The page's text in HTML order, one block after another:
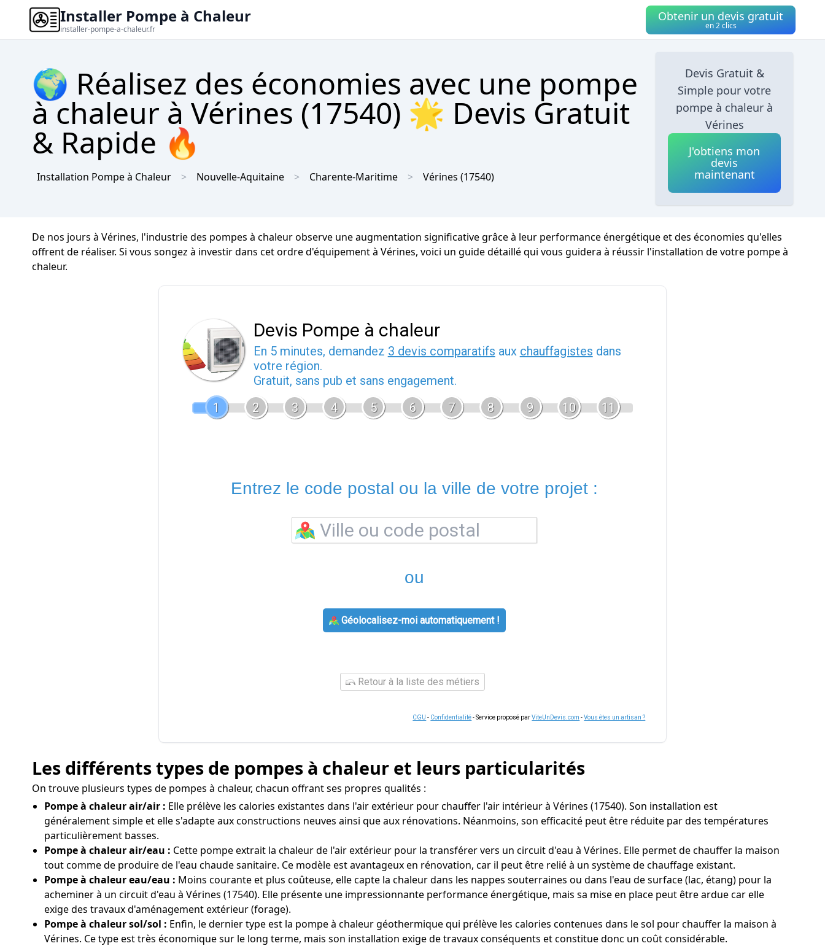
Installer Pompe à Chaleur
installer-pompe-a-chaleur.fr
Obtenir un devis gratuit
en 2 clics
🌍 Réalisez des économies avec une pompe
à chaleur à Vérines (17540) 🌟 Devis Gratuit
& Rapide 🔥
Installation Pompe à Chaleur Nouvelle-Aquitaine Charente-Maritime Vérines (17540)
Devis Gratuit &
Simple pour votre
pompe à chaleur à
Vérines
J'obtiens mon
devis
maintenant
De nos jours à Vérines, l'industrie des pompes à chaleur observe une augmentation significative grâce à leur performance énergétique et des économies qu'elles
offrent de réaliser. Si vous songez à investir dans cet ordre d'équipement à Vérines, voici un guide détaillé qui vous guidera à réussir l'installation de votre pompe à
chaleur.
Devis Pompe à chaleur
En 5 minutes, demandez 3 devis comparatifs aux chauffagistes dans
votre région.
Gratuit, sans pub et sans engagement.
1
2 3 4 5 6 7 8 9 10 11
Entrez le code postal ou la ville de votre projet :
ou
Géolocalisez-moi automatiquement !
Retour à la liste des métiers
CGU - Confidentialité- Service proposé parViteUnDevis.com -Vous êtes un artisan ?
Les différents types de pompes à chaleur et leurs particularités
On trouve plusieurs types de pompes à chaleur, chacun offrant ses propres qualités :
Pompe à chaleur air/air : Elle prélève les calories existantes dans l'air extérieur pour chauffer l'air intérieur à Vérines (17540). Son installation est
généralement simple et elle s'adapte aux constructions neuves ainsi que aux rénovations. Néanmoins, son efficacité peut être réduite par des températures
particulièrement basses.
Pompe à chaleur air/eau : Cette pompe extrait la chaleur de l'air extérieur pour la transférer vers un circuit d'eau à Vérines. Elle permet de chauffer la maison
tout comme de produire de l'eau chaude sanitaire. Ce modèle est avantageux en rénovation, car il peut être relié à un système de chauffage existant.
Pompe à chaleur eau/eau : Moins courante et plus coûteuse, elle capte la chaleur dans les nappes souterraines ou dans l'eau de surface (lac, étang) pour la
acheminer à un circuit d'eau à Vérines (17540). Elle présente une impressionnante performance énergétique, mais sa mise en place peut être ardue car elle
exige des travaux d'aménagement extérieur (forage).
Pompe à chaleur sol/sol : Enfin, le dernier type est la pompe à chaleur géothermique qui prélève les calories contenues dans le sol pour chauffer la maison à
Vérines. Ce type est très économique sur le long terme, mais son installation exige de travaux conséquents et constitue donc un coût considérable.